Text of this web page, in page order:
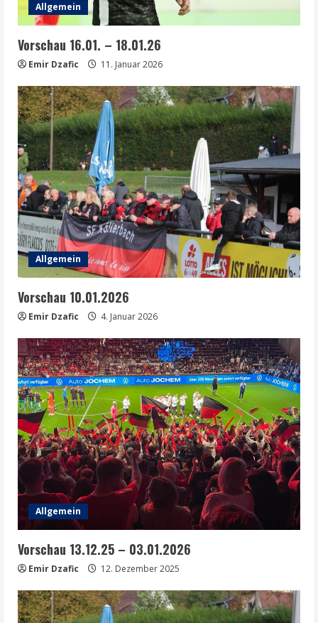
Allgemein
Vorschau 16.01. – 18.01.26
Emir Dzafic 11. Januar 2026
Allgemein
Vorschau 10.01.2026
Emir Dzafic 4. Januar 2026
Allgemein
Vorschau 13.12.25 – 03.01.2026
Emir Dzafic 12. Dezember 2025